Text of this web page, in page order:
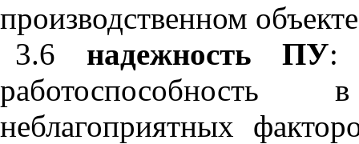
производственном
3.6 надежность ПУ
неблагоприятных